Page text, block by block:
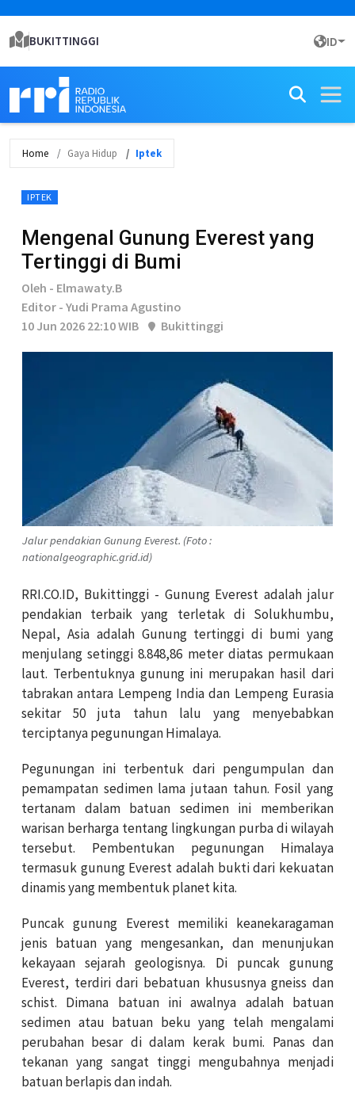
BUKITTINGGI ID
Home Gaya Hidup Iptek
IPTEK
Mengenal Gunung Everest yang
Tertinggi di Bumi
Oleh - Elmawaty.B
Editor - Yudi Prama Agustino
10 Jun 2026 22:10 WIB
Bukittinggi
Jalur pendakian Gunung Everest. (Foto :
nationalgeographic.grid.id)
RRI.CO.ID, Bukittinggi - Gunung Everest adalah jalur
pendakian terbaik yang terletak di Solukhumbu,
Nepal, Asia adalah Gunung tertinggi di bumi yang
menjulang setinggi 8.848,86 meter diatas permukaan
laut. Terbentuknya gunung ini merupakan hasil dari
tabrakan antara Lempeng India dan Lempeng Eurasia
sekitar 50 juta tahun lalu yang menyebabkan
terciptanya pegunungan Himalaya.
Pegunungan ini terbentuk dari pengumpulan dan
pemampatan sedimen lama jutaan tahun. Fosil yang
tertanam dalam batuan sedimen ini memberikan
warisan berharga tentang lingkungan purba di wilayah
tersebut. Pembentukan pegunungan Himalaya
termasuk gunung Everest adalah bukti dari kekuatan
dinamis yang membentuk planet kita.
Puncak gunung Everest memiliki keanekaragaman
jenis batuan yang mengesankan, dan menunjukan
kekayaan sejarah geologisnya. Di puncak gunung
Everest, terdiri dari bebatuan khususnya gneiss dan
schist. Dimana batuan ini awalnya adalah batuan
sedimen atau batuan beku yang telah mengalami
perubahan besar di dalam kerak bumi. Panas dan
tekanan yang sangat tinggi mengubahnya menjadi
batuan berlapis dan indah.